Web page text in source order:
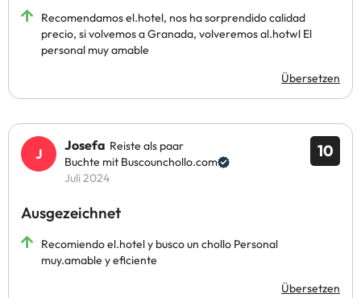
Recomendamos el.hotel, nos ha sorprendido calidad
precio, si volvemos a Granada, volveremos al.hotwl El
personal muy amable
Übersetzen
10
Josefa Reiste als paar
Buchte mit Buscounchollo.com
Juli 2024
Ausgezeichnet
Recomiendo el.hotel y busco un chollo Personal
muy.amable y eficiente
Übersetzen